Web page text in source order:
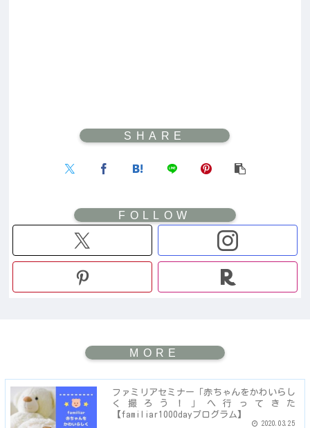
ファミリアセミナー「赤ちゃんをかわいらし
く撮ろう！」へ行ってきた
【familiar1000dayプログラム】
2020.03.25